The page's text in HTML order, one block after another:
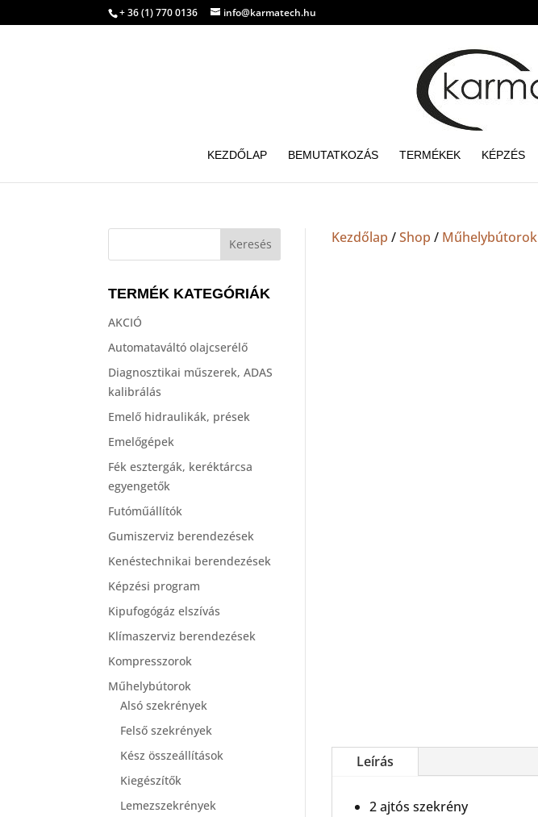
+ 36 (1) 770 0136 info@karmatech.hu
KEZDŐLAP BEMUTATKOZÁS TERMÉKEK KÉPZÉS
TERMÉK KATEGÓRIÁK
AKCIÓ
Automataváltó olajcserélő
Diagnosztikai műszerek, ADAS
kalibrálás
Emelő hidraulikák, prések
Emelőgépek
Fék esztergák, keréktárcsa
egyengetők
Futóműállítók
Gumiszerviz berendezések
Kenéstechnikai berendezések
Képzési program
Kipufogógáz elszívás
Klímaszerviz berendezések
Kompresszorok
Műhelybútorok
Alsó szekrények
Felső szekrények
Kész összeállítások
Kiegészítők
Lemezszekrények
Kezdőlap /Shop / Műhelybútorok
Leírás
2 ajtós szekrény